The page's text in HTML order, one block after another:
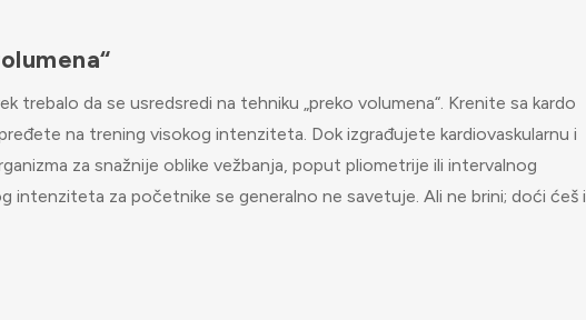
trebalo da se usredsredi na tehniku „preko volumena“. Krenite sa kardo
na trening visokog intenziteta. Dok izgrađujete kardiovaskularnu i
za snažnije oblike vežbanja, poput pliometrije ili intervalnog
intenziteta za početnike se generalno ne savetuje. Ali ne brini; doći ćeš i